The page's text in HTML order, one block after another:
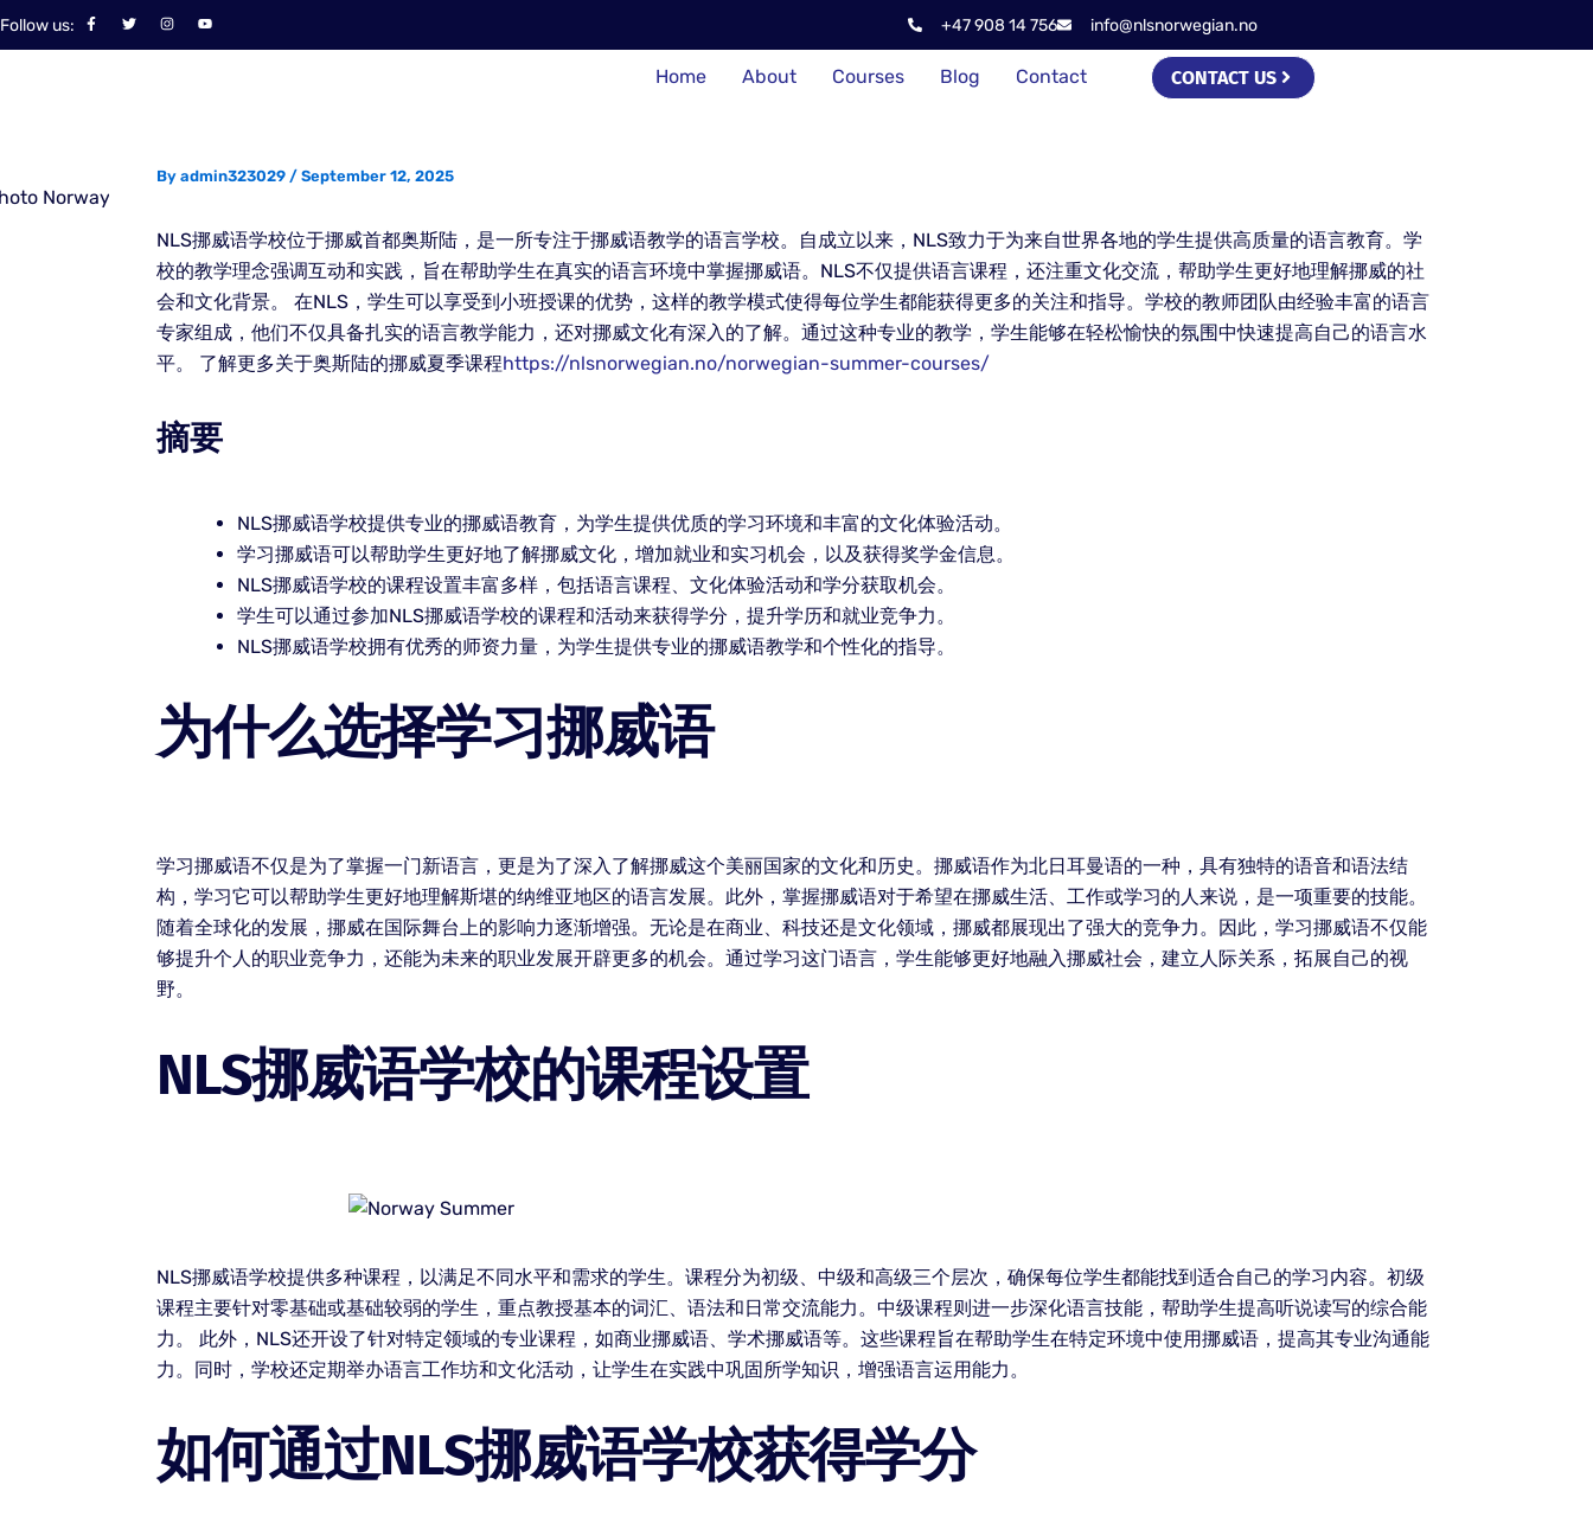
Skip
to
Follow us:
F
a
T
w
I
n
Y
o
+47 908 14 756 info@nlsnorwegian.no
Home About Courses Blog Contact CONTACT US
By admin323029 / September 12, 2025
NLS挪威语学校位于挪威首都奥斯陆，是一所专注于挪威语教学的语言学校。自成立以来，NLS致力于为来自世界各地的学生提供高质量的语言教育。学
校的教学理念强调互动和实践，旨在帮助学生在真实的语言环境中掌握挪威语。NLS不仅提供语言课程，还注重文化交流，帮助学生更好地理解挪威的社
会和文化背景。 在NLS，学生可以享受到小班授课的优势，这样的教学模式使得每位学生都能获得更多的关注和指导。学校的教师团队由经验丰富的语言
专家组成，他们不仅具备扎实的语言教学能力，还对挪威文化有深入的了解。通过这种专业的教学，学生能够在轻松愉快的氛围中快速提高自己的语言水
平。 了解更多关于奥斯陆的挪威夏季课程https://nlsnorwegian.no/norwegian-summer-courses/
摘要
NLS挪威语学校提供专业的挪威语教育，为学生提供优质的学习环境和丰富的文化体验活动。
学习挪威语可以帮助学生更好地了解挪威文化，增加就业和实习机会，以及获得奖学金信息。
NLS挪威语学校的课程设置丰富多样，包括语言课程、文化体验活动和学分获取机会。
学生可以通过参加NLS挪威语学校的课程和活动来获得学分，提升学历和就业竞争力。
NLS挪威语学校拥有优秀的师资力量，为学生提供专业的挪威语教学和个性化的指导。
为什么选择学习挪威语
学习挪威语不仅是为了掌握一门新语言，更是为了深入了解挪威这个美丽国家的文化和历史。挪威语作为北日耳曼语的一种，具有独特的语音和语法结
构，学习它可以帮助学生更好地理解斯堪的纳维亚地区的语言发展。此外，掌握挪威语对于希望在挪威生活、工作或学习的人来说，是一项重要的技能。
随着全球化的发展，挪威在国际舞台上的影响力逐渐增强。无论是在商业、科技还是文化领域，挪威都展现出了强大的竞争力。因此，学习挪威语不仅能
够提升个人的职业竞争力，还能为未来的职业发展开辟更多的机会。通过学习这门语言，学生能够更好地融入挪威社会，建立人际关系，拓展自己的视
野。
NLS挪威语学校的课程设置
NLS挪威语学校提供多种课程，以满足不同水平和需求的学生。课程分为初级、中级和高级三个层次，确保每位学生都能找到适合自己的学习内容。初级
课程主要针对零基础或基础较弱的学生，重点教授基本的词汇、语法和日常交流能力。中级课程则进一步深化语言技能，帮助学生提高听说读写的综合能
力。 此外，NLS还开设了针对特定领域的专业课程，如商业挪威语、学术挪威语等。这些课程旨在帮助学生在特定环境中使用挪威语，提高其专业沟通能
力。同时，学校还定期举办语言工作坊和文化活动，让学生在实践中巩固所学知识，增强语言运用能力。
如何通过NLS挪威语学校获得学分